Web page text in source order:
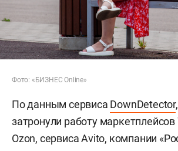
Фото: «БИЗНЕС Online»
По данным сервиса DownDetector
затронули работу маркетплейсов
Ozon, сервиса Avito, компании